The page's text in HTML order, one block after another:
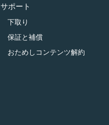
サポート
下取り
保証と補償
おためしコンテンツ解約